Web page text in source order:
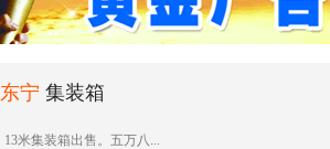
东宁 集装箱
13米集装箱出售。五万八...